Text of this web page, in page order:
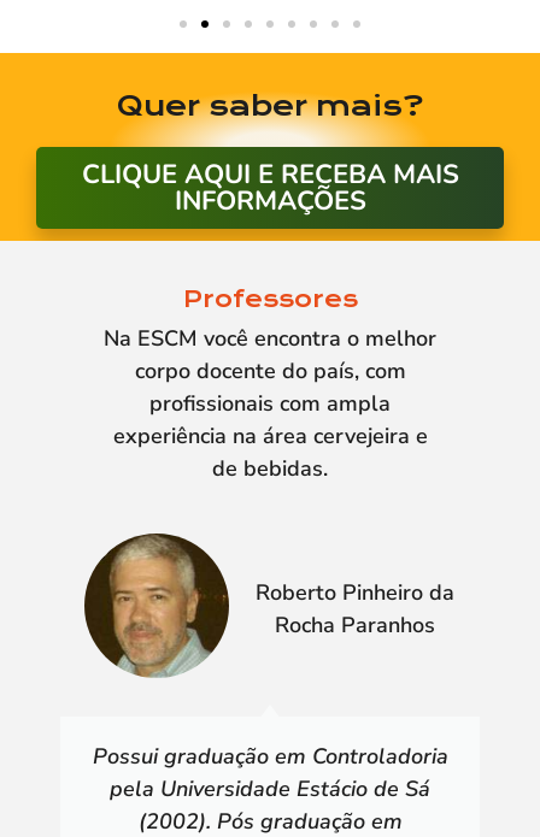
Quer saber mais?
CLIQUE AQUI E RECEBA MAIS
INFORMAÇÕES
Professores
Na ESCM você encontra o melhor
corpo docente do país, com
profissionais com ampla
experiência na área cervejeira e
de bebidas.
Possui graduação em Controladoria
pela Universidade Estácio de Sá
(2002). Pós graduação em
Roberto Pinheiro da
Rocha Paranhos